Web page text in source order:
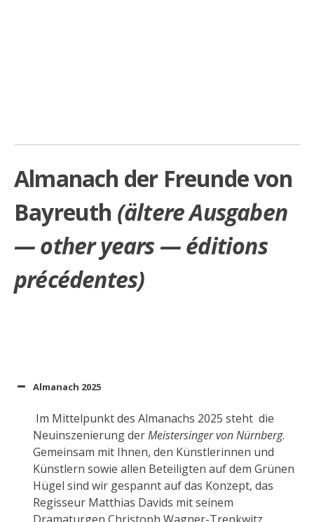
Almanach der Freunde von
Bayreuth (ältere Ausgaben
— other years — éditions
précédentes)
Almanach 2025
Im Mittelpunkt des Almanachs 2025 steht die
Neuinszenierung derMeistersinger von Nürnberg.
Gemeinsam mit Ihnen, den Künstlerinnen und
Künstlern sowie allen Beteiligten auf dem Grünen
Hügel sind wir gespannt auf das Konzept, das
Regisseur Matthias Davids mit seinem